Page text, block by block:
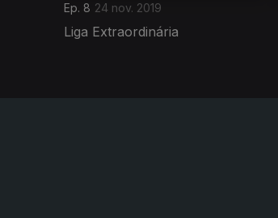
Ep. 8 24 nov. 2019
Liga Extraordinária